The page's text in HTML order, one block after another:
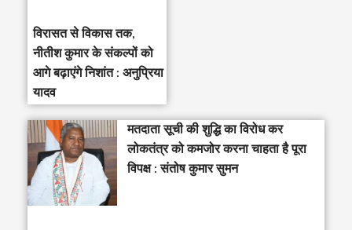
विरासत से विकास तक,
नीतीश कुमार के संकल्पों को
आगे बढ़ाएंगे निशांत : अनुप्रिया
यादव
मतदाता सूची की शुद्धि का विरोध कर
लोकतंत्र को कमजोर करना चाहता है पूरा
विपक्ष : संतोष कुमार सुमन